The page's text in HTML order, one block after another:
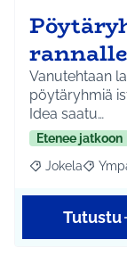
Vanutehtaan
pöytäryhmiä
Idea saatu…
Etenee jatkoon
Rajaa tulokset
Jokela Rajaa
Tutustu